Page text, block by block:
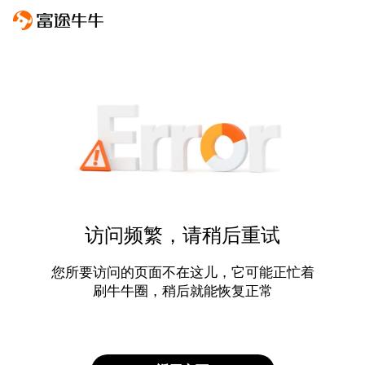
访问频繁，请稍后重试
您所要访问的页面不在这儿，它可能正忙着
刷牛牛圈，稍后就能恢复正常